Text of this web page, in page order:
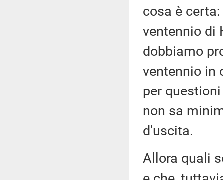
cosa è
ventennio di
dobbiamo
ventennio in
per
non sa
d'uscita.
Allora quali